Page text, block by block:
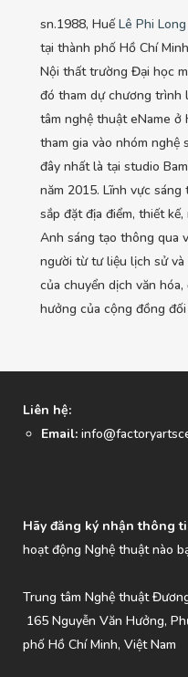
sn.1988, Huế Lê Phi Long
tại thành phố Hồ Chí
Nội thất trường Đại học
đó tham dự chương trình
tâm nghệ thuật eName ở
tham gia vào nhóm nghệ
đây nhất là tại studio
năm 2015. Lĩnh vực sáng
sắp đặt địa điểm, thiết
Anh sáng tạo thông qua
người từ tư liệu lịch sử và
của chuyển dịch văn
hưởng của cộng đồng
Liên hệ:
Email:
Hãy đăng ký nhận thông
hoạt động Nghệ thuật nào
Trung tâm Nghệ thuật
165 Nguyễn Văn Hưởng,
phố Hồ Chí Minh, Việt Nam